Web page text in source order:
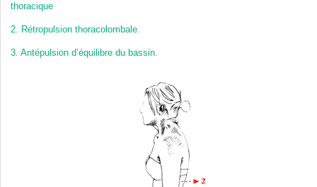
thoracique
2. Rétropulsion thoracolombale.
3. Antépulsion d’équilibre du bassin.